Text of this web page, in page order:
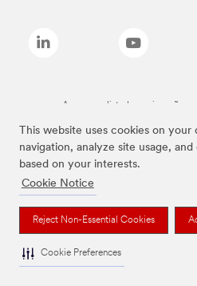
This website uses cookies on
navigation, analyze site usage,
based on your interests.
Cookie Notice
Reject Non-Essential Cookies
Cookie Preferences
As marcas listadas a cima são